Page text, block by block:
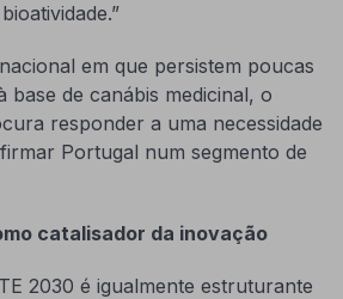
em que persistem poucas
base de canábis medicinal, o
responder a uma necessidade
Portugal num segmento de
catalisador da inovação
2030 é igualmente estruturante